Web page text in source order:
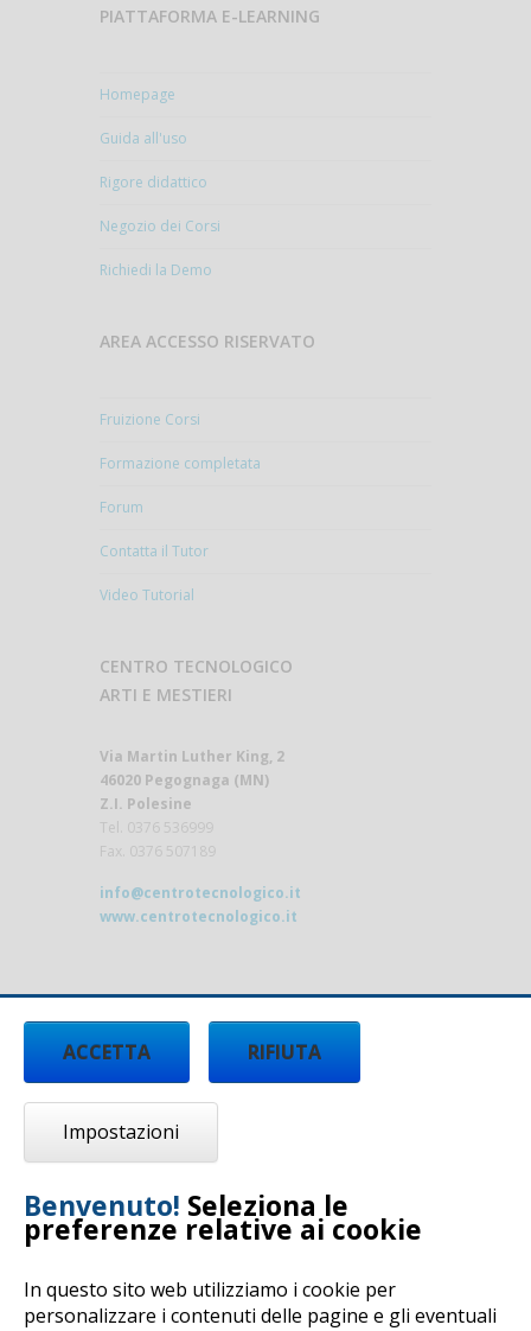
PIATTAFORMA E-LEARNING
Homepage
Guida all'uso
Rigore didattico
Negozio dei Corsi
Richiedi la Demo
AREA ACCESSO RISERVATO
Fruizione Corsi
Formazione completata
Forum
Contatta il Tutor
Video Tutorial
CENTRO TECNOLOGICO
ARTI E MESTIERI
Via Martin Luther King, 2
46020 Pegognaga (MN)
Z.I. Polesine
Tel. 0376 536999
Fax. 0376 507189
info@centrotecnologico.it
www.centrotecnologico.it
RIFIUTA
ACCETTA
Impostazioni
Benvenuto! Seleziona le
preferenze relative ai cookie
In questo sito web utilizziamo i cookie per
personalizzare i contenuti delle pagine e gli eventuali